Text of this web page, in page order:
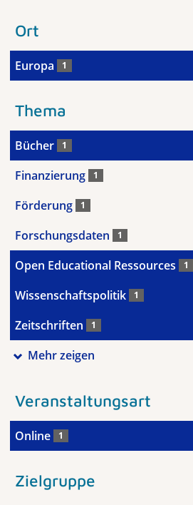
Ort
Europa 1
Thema
Bücher 1
Finanzierung 1
Förderung 1
Forschungsdaten 1
Open Educational Ressources 1
Wissenschaftspolitik 1
Zeitschriften 1
Mehr zeigen
Veranstaltungsart
Online 1
Zielgruppe